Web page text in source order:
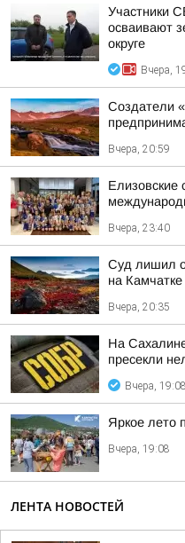
Участники
осваивают
округе
Вчера,
Создатели
Вчера, 20:59
Елизовские
Вчера, 23:40
Суд лишил
на Камчатке
Вчера, 20:35
На
пресекли
Вчера, 19:08
Яркое лето
Вчера, 19:08
ЛЕНТА НОВОСТЕЙ